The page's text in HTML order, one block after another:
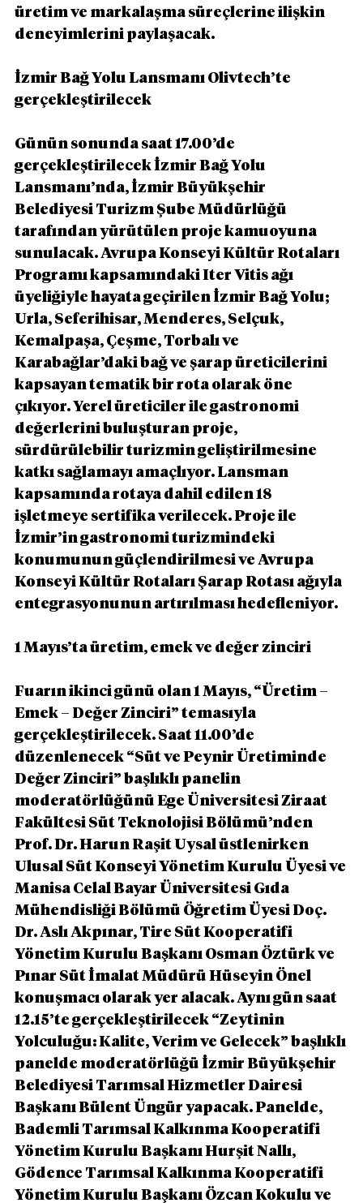
üretim ve markalaşma süreçlerine ilişkin
deneyimlerini paylaşacak.
İzmir Bağ Yolu Lansmanı Olivtech’te
gerçekleştirilecek
Günün sonunda saat 17.00’de
gerçekleştirilecek İzmir Bağ Yolu
Lansmanı’nda, İzmir Büyükşehir
Belediyesi Turizm Şube Müdürlüğü
tarafından yürütülen proje kamuoyuna
sunulacak. Avrupa Konseyi Kültür Rotaları
Programı kapsamındaki Iter Vitis ağı
üyeliğiyle hayata geçirilen İzmir Bağ Yolu;
Urla, Seferihisar, Menderes, Selçuk,
Kemalpaşa, Çeşme, Torbalı ve
Karabağlar’daki bağ ve şarap üreticilerini
kapsayan tematik bir rota olarak öne
çıkıyor. Yerel üreticiler ile gastronomi
değerlerini buluşturan proje,
sürdürülebilir turizmin geliştirilmesine
katkı sağlamayı amaçlıyor. Lansman
kapsamında rotaya dahil edilen 18
işletmeye sertifika verilecek. Proje ile
İzmir’in gastronomi turizmindeki
konumunun güçlendirilmesi ve Avrupa
Konseyi Kültür Rotaları Şarap Rotası ağıyla
entegrasyonunun artırılması hedefleniyor.
1 Mayıs’ta üretim, emek ve değer zinciri
Fuarın ikinci günü olan 1 Mayıs, “Üretim –
Emek – Değer Zinciri” temasıyla
gerçekleştirilecek. Saat 11.00’de
düzenlenecek “Süt ve Peynir Üretiminde
Değer Zinciri” başlıklı panelin
moderatörlüğünü Ege Üniversitesi Ziraat
Fakültesi Süt Teknolojisi Bölümü’nden
Prof. Dr. Harun Raşit Uysal üstlenirken
Ulusal Süt Konseyi Yönetim Kurulu Üyesi ve
Manisa Celal Bayar Üniversitesi Gıda
Mühendisliği Bölümü Öğretim Üyesi Doç.
Dr. Aslı Akpınar, Tire Süt Kooperatifi
Yönetim Kurulu Başkanı Osman Öztürk ve
Pınar Süt İmalat Müdürü Hüseyin Önel
konuşmacı olarak yer alacak. Aynı gün saat
12.15’te gerçekleştirilecek “Zeytinin
Yolculuğu: Kalite, Verim ve Gelecek” başlıklı
panelde moderatörlüğü İzmir Büyükşehir
Belediyesi Tarımsal Hizmetler Dairesi
Başkanı Bülent Üngür yapacak. Panelde,
Bademli Tarımsal Kalkınma Kooperatifi
Yönetim Kurulu Başkanı Hurşit Nallı,
Gödence Tarımsal Kalkınma Kooperatifi
Yönetim Kurulu Başkanı Özcan Kokulu ve